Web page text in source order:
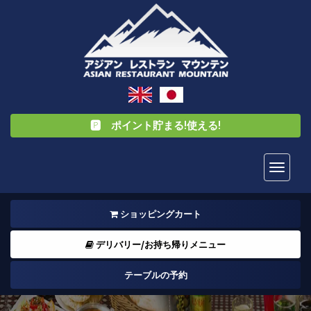
🅿️ ポイント貯まる!使える!
Toggle
ショッピングカート
デリバリー/お持ち帰りメニュー
テーブルの予約